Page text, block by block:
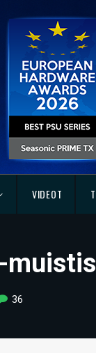
VIDEOT
36